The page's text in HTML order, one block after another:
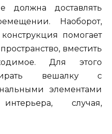
должна доставлять
Наоборот,
помогает
вместить
Для этого
вешалку с
элементами
случая,